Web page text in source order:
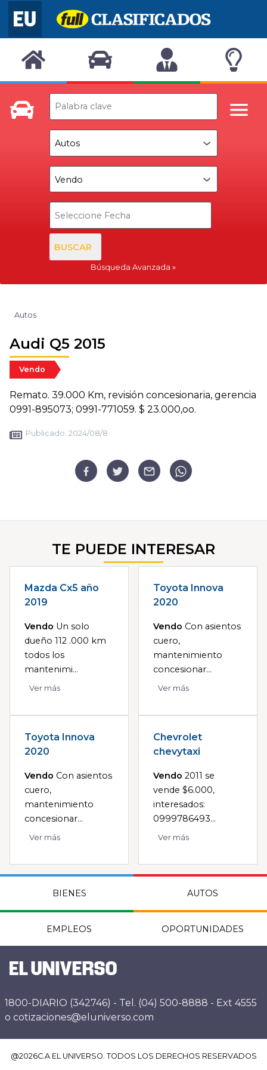
BUSCAR
Búsqueda Avanzada
Autos
Audi Q5 2015
Vendo
Remato. 39.000 Km, revisión concesionaria, gerencia
0991-895073; 0991-771059. $ 23.000,oo.
Publicado: 2024/08/8
TE PUEDE INTERESAR
Mazda Cx5 año
2019
Vendo Un solo
dueño 112 .000 km
todos los
mantenimi...
Ver más
Toyota Innova
2020
Vendo Con asientos
cuero,
mantenimiento
concesionar...
Ver más
Toyota Innova
2020
Vendo Con asientos
cuero,
mantenimiento
concesionar...
Ver más
Chevrolet
chevytaxi
Vendo 2011 se
vende $6.000,
interesados:
0999786493...
Ver más
BIENES AUTOS
EMPLEOS OPORTUNIDADES
1800-DIARIO (342746) - Tel. (04) 500-8888 - Ext 4555
o cotizaciones@eluniverso.com
@2026C.A EL UNIVERSO. TODOS LOS DERECHOS RESERVADOS